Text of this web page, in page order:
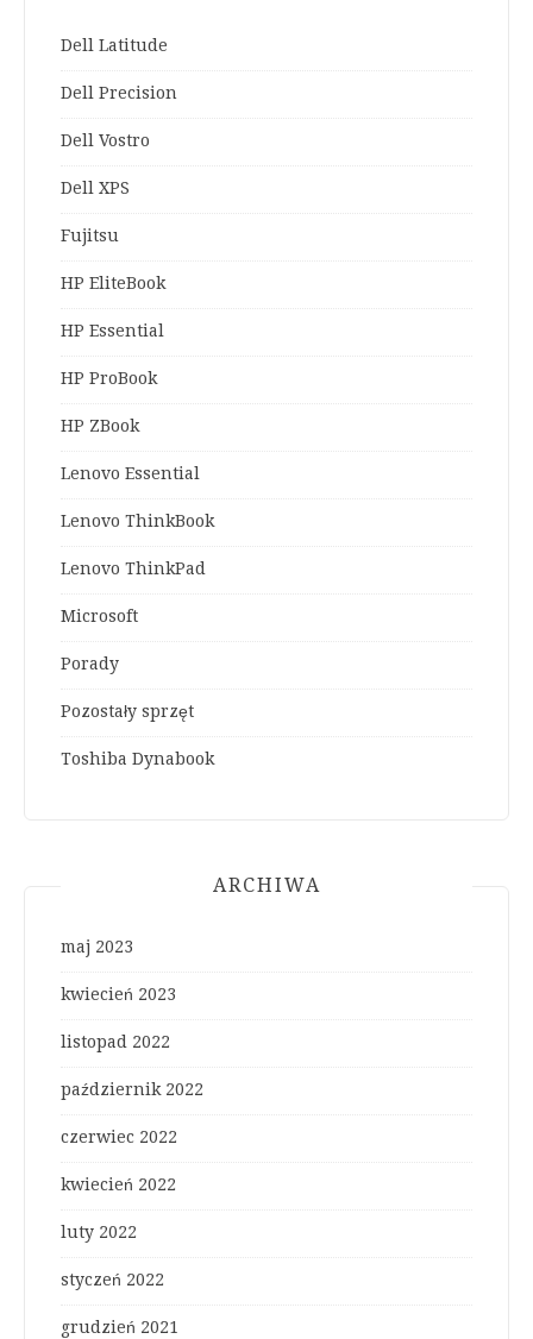
Dell Latitude
Dell Precision
Dell Vostro
Dell XPS
Fujitsu
HP EliteBook
HP Essential
HP ProBook
HP ZBook
Lenovo Essential
Lenovo ThinkBook
Lenovo ThinkPad
Microsoft
Porady
Pozostały sprzęt
Toshiba Dynabook
ARCHIWA
maj 2023
kwiecień 2023
listopad 2022
październik 2022
czerwiec 2022
kwiecień 2022
luty 2022
styczeń 2022
grudzień 2021